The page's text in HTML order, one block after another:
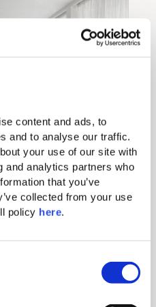
content and ads, to
and to analyse our traffic.
your use of our site with
and analytics partners who
that you’ve
collected from your use
policy here.
salon exclusif
et ensoleillé, le Haute
de la carte HLS.
et de solitude aussi,
illimitée d’en-cas et